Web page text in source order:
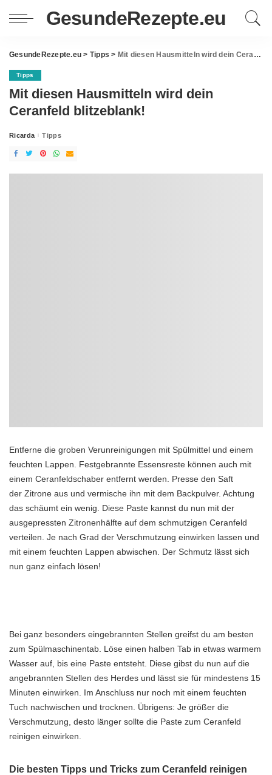
GesundeRezepte.eu
GesundeRezepte.eu > Tipps > Mit diesen Hausmitteln wird dein Ceranfeld blitzeblank!
Tipps
Mit diesen Hausmitteln wird dein
Ceranfeld blitzeblank!
Posted
Ricarda Tipps
Entferne die groben Verunreinigungen mit Spülmittel und einem
feuchten Lappen. Festgebrannte Essensreste können auch mit
einem Ceranfeldschaber entfernt werden. Presse den Saft
der Zitrone aus und vermische ihn mit dem Backpulver. Achtung
das schäumt ein wenig. Diese Paste kannst du nun mit der
ausgepressten Zitronenhälfte auf dem schmutzigen Ceranfeld
verteilen. Je nach Grad der Verschmutzung einwirken lassen und
mit einem feuchten Lappen abwischen. Der Schmutz lässt sich
nun ganz einfach lösen!
Bei ganz besonders eingebrannten Stellen greifst du am besten
zum Spülmaschinentab. Löse einen halben Tab in etwas warmem
Wasser auf, bis eine Paste entsteht. Diese gibst du nun auf die
angebrannten Stellen des Herdes und lässt sie für mindestens 15
Minuten einwirken. Im Anschluss nur noch mit einem feuchten
Tuch nachwischen und trocknen. Übrigens: Je größer die
Verschmutzung, desto länger sollte die Paste zum Ceranfeld
reinigen einwirken.
Die besten Tipps und Tricks zum Ceranfeld reinigen